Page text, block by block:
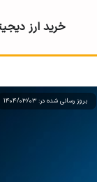
خرید ارز
بروز رسانی شده در: 1404/03/03